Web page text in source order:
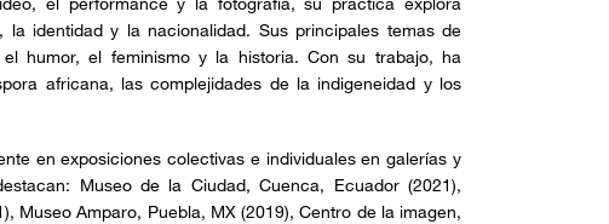
identidad y la nacionalidad. Sus principales temas de
humor, el feminismo y la historia. Con su trabajo, ha
africana, las complejidades de la indigeneidad y los
en exposiciones colectivas e individuales en galerías y
Museo de la Ciudad, Cuenca, Ecuador (2021),
Museo Amparo, Puebla, MX (2019), Centro de la imagen,